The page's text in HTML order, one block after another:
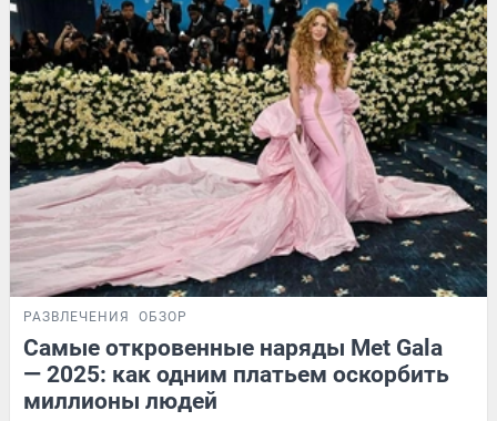
РАЗВЛЕЧЕНИЯ ОБЗОР
Самые откровенные наряды Met Gala
— 2025: как одним платьем оскорбить
миллионы людей